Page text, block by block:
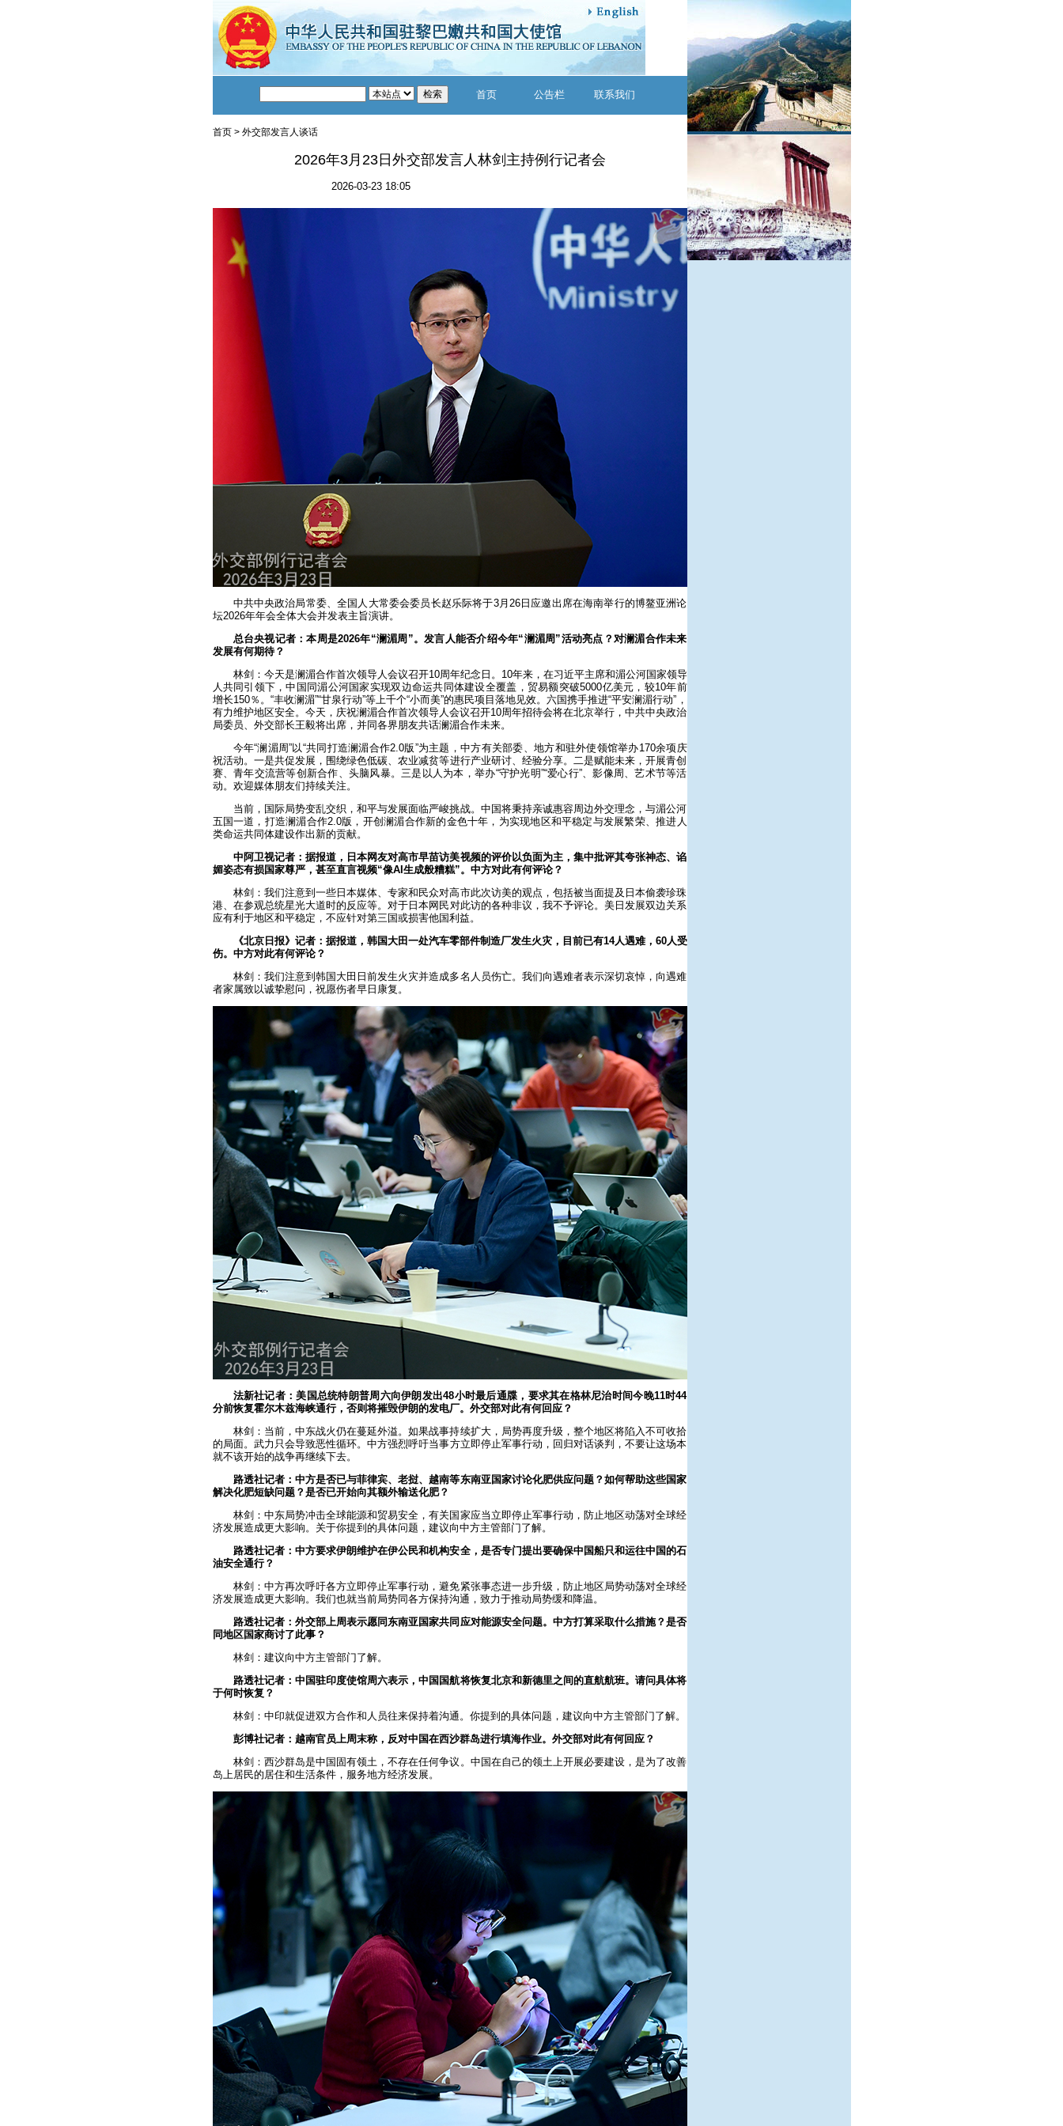
首页 公告栏 联系我们
首页> 外交部发言人谈话
2026年3月23日外交部发言人林剑主持例行记者会
2026-03-23 18:05
中共中央政治局常委、全国人大常委会委员长赵乐际将于3月26日应邀出席在海南举行的博鳌亚洲论
坛2026年年会全体大会并发表主旨演讲。
总台央视记者：本周是2026年“澜湄周”。发言人能否介绍今年“澜湄周”活动亮点？对澜湄合作未来
发展有何期待？
林剑：今天是澜湄合作首次领导人会议召开10周年纪念日。10年来，在习近平主席和湄公河国家领导
人共同引领下，中国同湄公河国家实现双边命运共同体建设全覆盖，贸易额突破5000亿美元，较10年前
增长150％。“丰收澜湄”“甘泉行动”等上千个“小而美”的惠民项目落地见效。六国携手推进“平安澜湄行动”，
有力维护地区安全。今天，庆祝澜湄合作首次领导人会议召开10周年招待会将在北京举行，中共中央政治
局委员、外交部长王毅将出席，并同各界朋友共话澜湄合作未来。
今年“澜湄周”以“共同打造澜湄合作2.0版”为主题，中方有关部委、地方和驻外使领馆举办170余项庆
祝活动。一是共促发展，围绕绿色低碳、农业减贫等进行产业研讨、经验分享。二是赋能未来，开展青创
赛、青年交流营等创新合作、头脑风暴。三是以人为本，举办“守护光明”“爱心行”、影像周、艺术节等活
动。欢迎媒体朋友们持续关注。
当前，国际局势变乱交织，和平与发展面临严峻挑战。中国将秉持亲诚惠容周边外交理念，与湄公河
五国一道，打造澜湄合作2.0版，开创澜湄合作新的金色十年，为实现地区和平稳定与发展繁荣、推进人
类命运共同体建设作出新的贡献。
中阿卫视记者：据报道，日本网友对高市早苗访美视频的评价以负面为主，集中批评其夸张神态、谄
媚姿态有损国家尊严，甚至直言视频“像AI生成般糟糕”。中方对此有何评论？
林剑：我们注意到一些日本媒体、专家和民众对高市此次访美的观点，包括被当面提及日本偷袭珍珠
港、在参观总统星光大道时的反应等。对于日本网民对此访的各种非议，我不予评论。美日发展双边关系
应有利于地区和平稳定，不应针对第三国或损害他国利益。
《北京日报》记者：据报道，韩国大田一处汽车零部件制造厂发生火灾，目前已有14人遇难，60人受
伤。中方对此有何评论？
林剑：我们注意到韩国大田日前发生火灾并造成多名人员伤亡。我们向遇难者表示深切哀悼，向遇难
者家属致以诚挚慰问，祝愿伤者早日康复。
法新社记者：美国总统特朗普周六向伊朗发出48小时最后通牒，要求其在格林尼治时间今晚11时44
分前恢复霍尔木兹海峡通行，否则将摧毁伊朗的发电厂。外交部对此有何回应？
林剑：当前，中东战火仍在蔓延外溢。如果战事持续扩大，局势再度升级，整个地区将陷入不可收拾
的局面。武力只会导致恶性循环。中方强烈呼吁当事方立即停止军事行动，回归对话谈判，不要让这场本
就不该开始的战争再继续下去。
路透社记者：中方是否已与菲律宾、老挝、越南等东南亚国家讨论化肥供应问题？如何帮助这些国家
解决化肥短缺问题？是否已开始向其额外输送化肥？
林剑：中东局势冲击全球能源和贸易安全，有关国家应当立即停止军事行动，防止地区动荡对全球经
济发展造成更大影响。关于你提到的具体问题，建议向中方主管部门了解。
路透社记者：中方要求伊朗维护在伊公民和机构安全，是否专门提出要确保中国船只和运往中国的石
油安全通行？
林剑：中方再次呼吁各方立即停止军事行动，避免紧张事态进一步升级，防止地区局势动荡对全球经
济发展造成更大影响。我们也就当前局势同各方保持沟通，致力于推动局势缓和降温。
路透社记者：外交部上周表示愿同东南亚国家共同应对能源安全问题。中方打算采取什么措施？是否
同地区国家商讨了此事？
林剑：建议向中方主管部门了解。
路透社记者：中国驻印度使馆周六表示，中国国航将恢复北京和新德里之间的直航航班。请问具体将
于何时恢复？
林剑：中印就促进双方合作和人员往来保持着沟通。你提到的具体问题，建议向中方主管部门了解。
彭博社记者：越南官员上周末称，反对中国在西沙群岛进行填海作业。外交部对此有何回应？
林剑：西沙群岛是中国固有领土，不存在任何争议。中国在自己的领土上开展必要建设，是为了改善
岛上居民的居住和生活条件，服务地方经济发展。